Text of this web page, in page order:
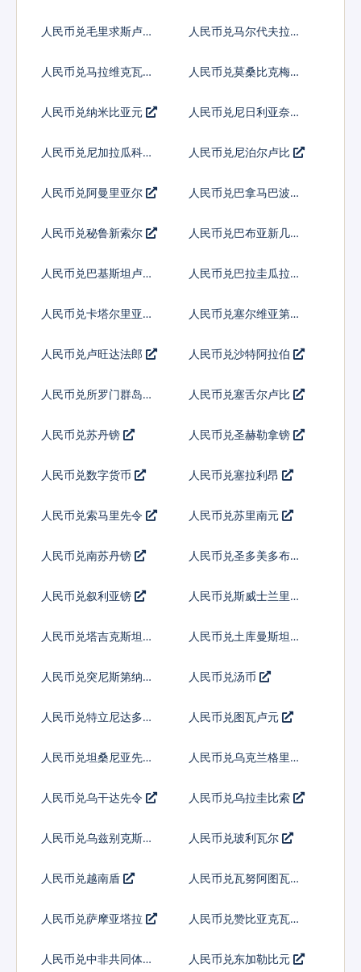
人民币兑毛里求斯卢比
人民币兑马尔代夫拉菲
人民币兑马拉维克瓦查
人民币兑莫桑比克梅蒂
人民币兑纳米比亚元 人民币兑尼日利亚奈拉
人民币兑尼加拉瓜科多
人民币兑尼泊尔卢比
人民币兑阿曼里亚尔 人民币兑巴拿马巴波亚
人民币兑秘鲁新索尔
人民币兑巴布亚新几内
人民币兑巴基斯坦卢比 人民币兑巴拉圭瓜拉尼
人民币兑卡塔尔里亚尔
人民币兑塞尔维亚第纳
人民币兑卢旺达法郎 人民币兑沙特阿拉伯
人民币兑所罗门群岛元 人民币兑塞舌尔卢比
人民币兑苏丹镑 人民币兑圣赫勒拿镑
人民币兑数字货币 人民币兑塞拉利昂
人民币兑索马里先令 人民币兑苏里南元
人民币兑南苏丹镑 人民币兑圣多美多布拉
人民币兑叙利亚镑
人民币兑斯威士兰里兰
人民币兑塔吉克斯坦索
人民币兑土库曼斯坦马
人民币兑突尼斯第纳尔 人民币兑汤币
人民币兑特立尼达多巴
人民币兑图瓦卢元
人民币兑坦桑尼亚先令
人民币兑乌克兰格里夫
人民币兑乌干达先令 人民币兑乌拉圭比索
人民币兑乌兹别克斯坦
人民币兑玻利瓦尔
人民币兑越南盾 人民币兑瓦努阿图瓦图
人民币兑萨摩亚塔拉 人民币兑赞比亚克瓦查
人民币兑中非共同体法 人民币兑东加勒比元